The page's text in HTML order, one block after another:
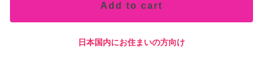
Add to cart
日本国内にお住まいの方向け